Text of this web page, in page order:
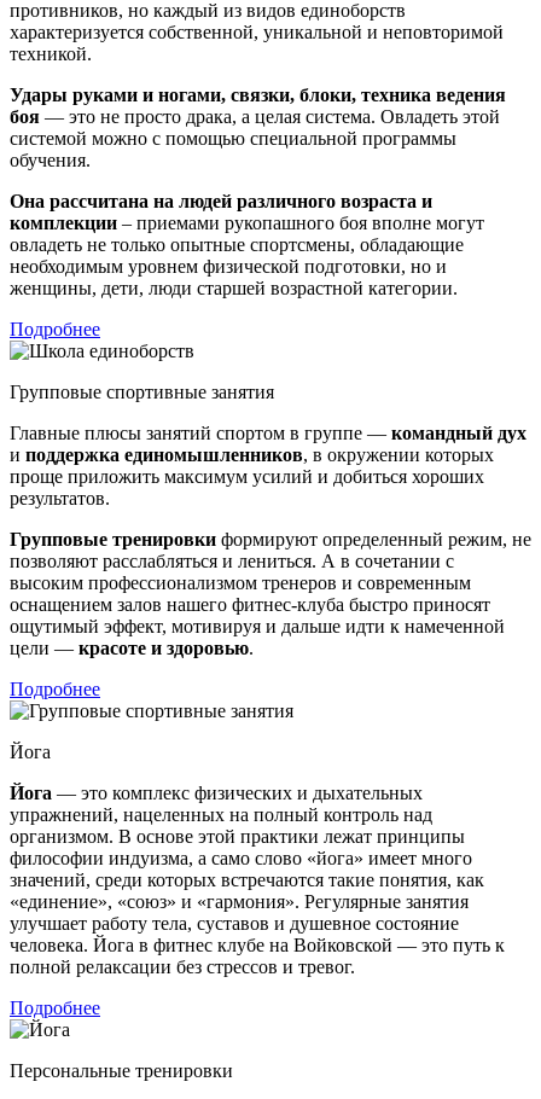
противников, но каждый из видов единоборств
характеризуется собственной, уникальной и неповторимой
техникой.
Удары руками и ногами, связки, блоки, техника ведения
боя — это не просто драка, а целая система. Овладеть этой
системой можно с помощью специальной программы
обучения.
Она рассчитана на людей различного возраста и
комплекции – приемами рукопашного боя вполне могут
овладеть не только опытные спортсмены, обладающие
необходимым уровнем физической подготовки, но и
женщины, дети, люди старшей возрастной категории.
Подробнее
Групповые спортивные занятия
Главные плюсы занятий спортом в группе — командный дух
и поддержка единомышленников, в окружении которых
проще приложить максимум усилий и добиться хороших
результатов.
Групповые тренировки формируют определенный режим, не
позволяют расслабляться и лениться. А в сочетании с
высоким профессионализмом тренеров и современным
оснащением залов нашего фитнес-клуба быстро приносят
ощутимый эффект, мотивируя и дальше идти к намеченной
цели — красоте и здоровью.
Подробнее
Йога
Йога — это комплекс физических и дыхательных
упражнений, нацеленных на полный контроль над
организмом. В основе этой практики лежат принципы
философии индуизма, а само слово «йога» имеет много
значений, среди которых встречаются такие понятия, как
«единение», «союз» и «гармония». Регулярные занятия
улучшает работу тела, суставов и душевное состояние
человека. Йога в фитнес клубе на Войковской — это путь к
полной релаксации без стрессов и тревог.
Подробнее
Персональные тренировки